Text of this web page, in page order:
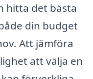
hitta det bästa
din budget
Att jämföra
att välja en